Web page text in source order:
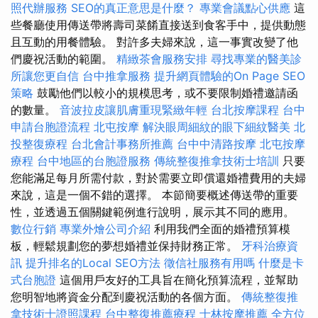
照代辦服務 SEO的真正意思是什麼？ 專業會議點心供應 這
些餐廳使用傳送帶將壽司菜餚直接送到食客手中，提供動態
且互動的用餐體驗。 對許多夫婦來說，這一事實改變了他
們慶祝活動的範圍。 精緻茶會服務安排 尋找專業的醫美診
所讓您更自信 台中推拿服務 提升網頁體驗的On Page SEO
策略 鼓勵他們以較小的規模思考，或不要限制婚禮邀請函
的數量。 音波拉皮讓肌膚重現緊緻年輕 台北按摩課程 台中
申請台胞證流程 北屯按摩 解決眼周細紋的眼下細紋醫美 北
投整復療程 台北會計事務所推薦 台中中清路按摩 北屯按摩
療程 台中地區的台胞證服務 傳統整復推拿技術士培訓 只要
您能滿足每月所需付款，對於需要立即償還婚禮費用的夫婦
來說，這是一個不錯的選擇。 本節簡要概述傳送帶的重要
性，並透過五個關鍵範例進行說明，展示其不同的應用。
數位行銷 專業外燴公司介紹 利用我們全面的婚禮預算模
板，輕鬆規劃您的夢想婚禮並保持財務正常。 牙科治療資
訊 提升排名的Local SEO方法 徵信社服務有用嗎 什麼是卡
式台胞證 這個用戶友好的工具旨在簡化預算流程，並幫助
您明智地將資金分配到慶祝活動的各個方面。 傳統整復推
拿技術士證照課程 台中整復推薦療程 士林按摩推薦 全方位